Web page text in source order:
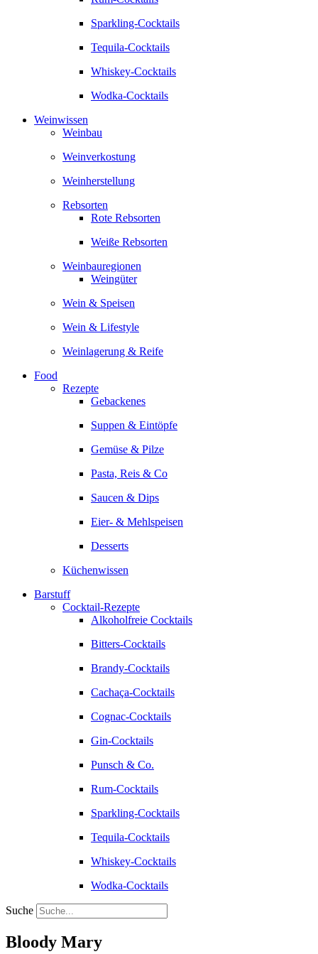
Sparkling-Cocktails
Tequila-Cocktails
Whiskey-Cocktails
Wodka-Cocktails
Weinwissen
Weinbau
Weinverkostung
Weinherstellung
Rebsorten
Rote Rebsorten
Weiße Rebsorten
Weinbauregionen
Weingüter
Wein & Speisen
Wein & Lifestyle
Weinlagerung & Reife
Food
Rezepte
Gebackenes
Suppen & Eintöpfe
Gemüse & Pilze
Pasta, Reis & Co
Saucen & Dips
Eier- & Mehlspeisen
Desserts
Küchenwissen
Barstuff
Cocktail-Rezepte
Alkoholfreie Cocktails
Bitters-Cocktails
Brandy-Cocktails
Cachaça-Cocktails
Cognac-Cocktails
Gin-Cocktails
Punsch & Co.
Rum-Cocktails
Sparkling-Cocktails
Tequila-Cocktails
Whiskey-Cocktails
Wodka-Cocktails
Suche
Bloody Mary